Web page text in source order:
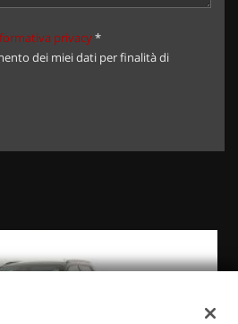
privacy*
dei miei dati per finalità di